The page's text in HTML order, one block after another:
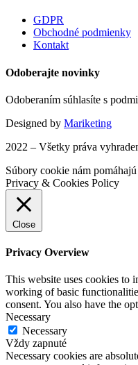
GDPR
Obchodné podmienky
Kontakt
Odoberajte novinky
Odoberaním súhlasíte s
Designed by Mariketing
2022 – Všetky práva
Súbory cookie nám
Privacy & Cookies Policy
Close
Privacy Overview
This website uses cookies to
working of basic
consent. You also have the
Necessary
Necessary
Vždy zapnuté
Necessary cookies are